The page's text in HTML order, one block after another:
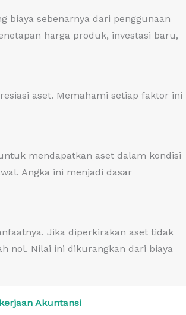
biaya sebenarnya dari penggunaan
harga produk, investasi baru,
aset. Memahami setiap faktor ini
mendapatkan aset dalam kondisi
Angka ini menjadi dasar
Jika diperkirakan aset tidak
nol. Nilai ini dikurangkan dari biaya
Akuntansi